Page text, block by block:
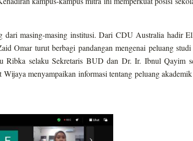
dari masing-masing institusi. Dari CDU Australia hadir
Omar turut berbagi pandangan mengenai peluang
Ribka selaku Sekretaris BUD dan Dr. Ir. Ibnul Qayim
menyampaikan informasi tentang peluang